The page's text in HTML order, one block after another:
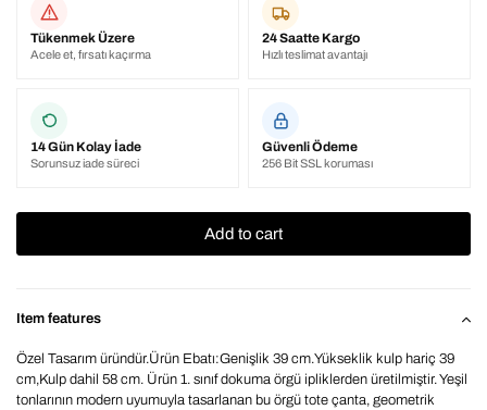
Tükenmek Üzere
Acele et, fırsatı kaçırma
24 Saatte Kargo
Hızlı teslimat avantajı
14 Gün Kolay İade
Sorunsuz iade süreci
Güvenli Ödeme
256 Bit SSL koruması
Item features
Özel Tasarım üründür.Ürün Ebatı:Genişlik 39 cm.Yükseklik kulp hariç 39
cm,Kulp dahil 58 cm. Ürün 1. sınıf dokuma örgü ipliklerden üretilmiştir. Yeşil
tonlarının modern uyumuyla tasarlanan bu örgü tote çanta, geometrik